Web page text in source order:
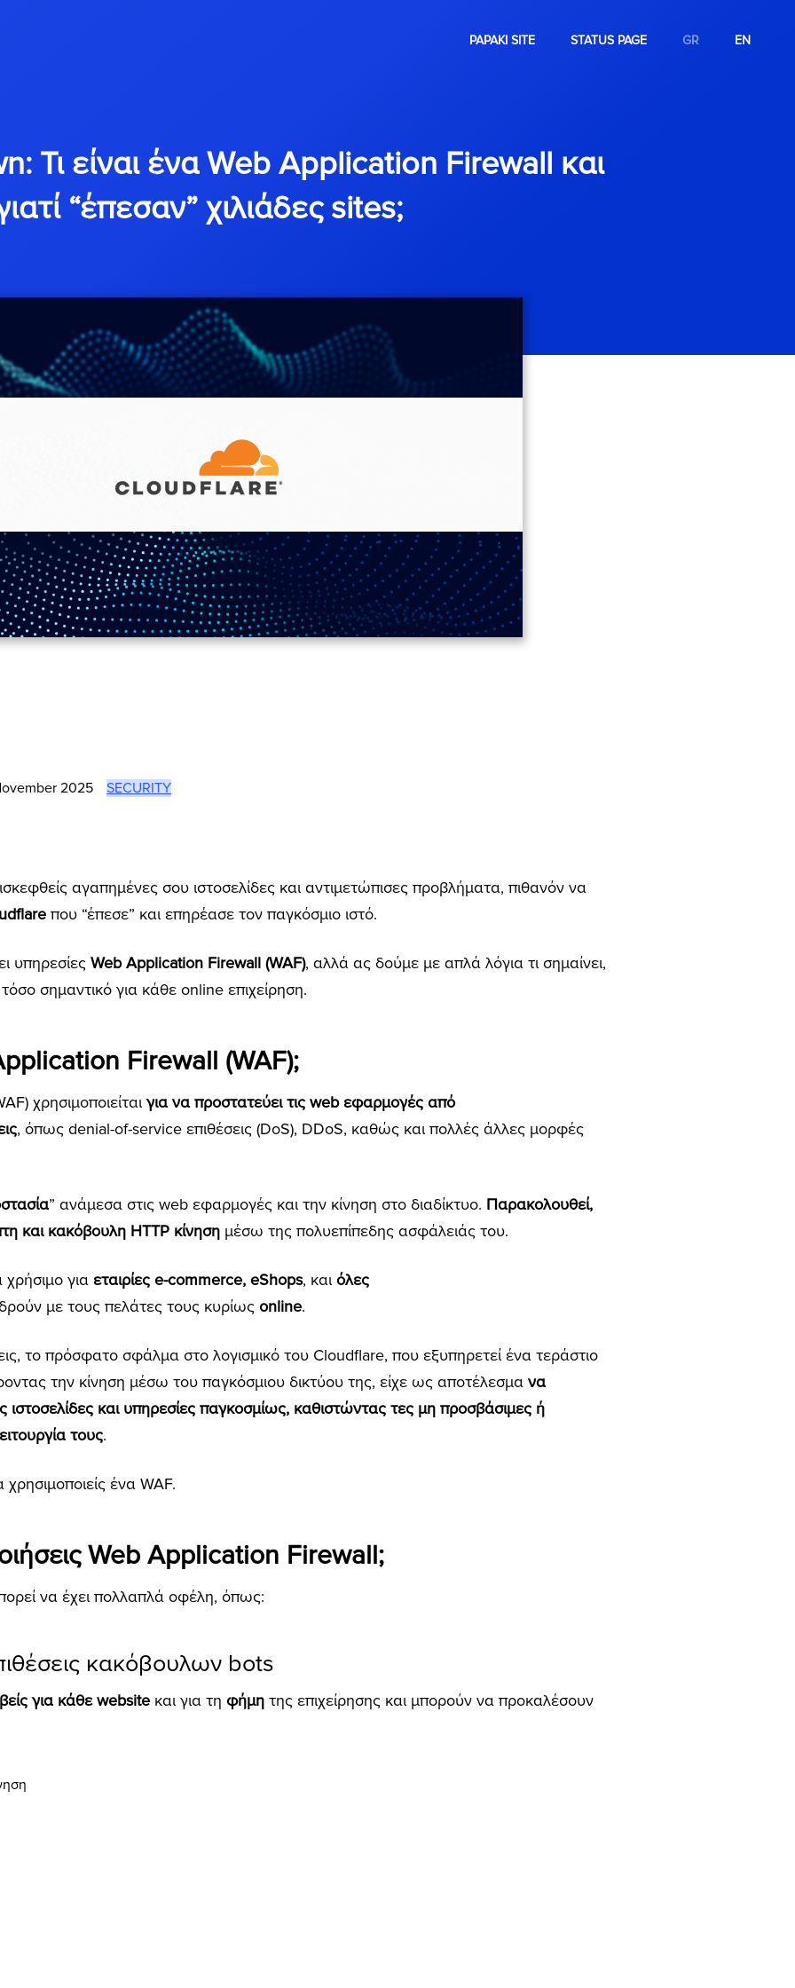
PAPAKI SITE STATUS PAGE GR EN
Τι είναι ένα Web Application Firewall και
“έπεσαν” χιλιάδες sites;
2025 SECURITY
αγαπημένες σου ιστοσελίδες και αντιμετώπισες προβλήματα, πιθανόν να
που “έπεσε” και επηρέασε τον παγκόσμιο ιστό.
υπηρεσίες Web Application Firewall (WAF), αλλά ας δούμε με απλά λόγια τι σημαίνει,
τόσο σημαντικό για κάθε online επιχείρηση.
Firewall (WAF);
χρησιμοποιείταιγια να προστατεύει τις web εφαρμογές από
, όπως denial-of-service επιθέσεις (DoS), DDoS, καθώς και πολλές άλλες μορφές
” ανάμεσα στις web εφαρμογές και την κίνηση στο διαδίκτυο. Παρακολουθεί,
και κακόβουλη HTTP κίνηση μέσω της πολυεπίπεδης ασφάλειάς του.
χρήσιμο για εταιρίες e-commerce, eShops, και όλες
με τους πελάτες τους κυρίως online.
το πρόσφατο σφάλμα στο λογισμικό του Cloudflare, που εξυπηρετεί ένα τεράστιο
την κίνηση μέσω του παγκόσμιου δικτύου της, είχε ως αποτέλεσμα να
και υπηρεσίες παγκοσμίως, καθιστώντας τες μη προσβάσιμες ή
τους.
ένα WAF.
Web Application Firewall;
να έχει πολλαπλά οφέλη, όπως:
κακόβουλων bots
για κάθε website και για τη φήμη της επιχείρησης και μπορούν να προκαλέσουν